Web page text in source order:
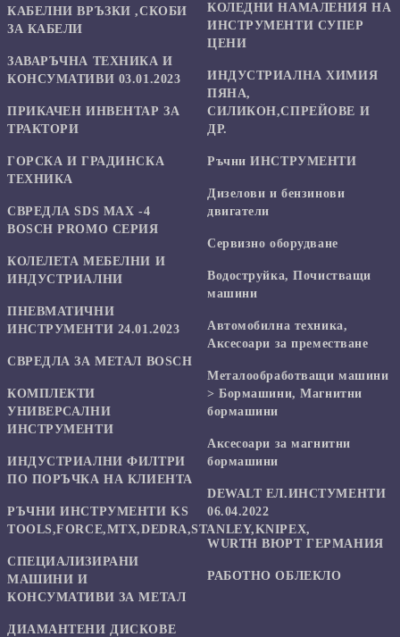
КАБЕЛНИ ВРЪЗКИ ,СКОБИ
ЗА КАБЕЛИ
ЗАВАРЪЧНА ТЕХНИКА И
КОНСУМАТИВИ 03.01.2023
ПРИКАЧЕН ИНВЕНТАР ЗА
ТРАКТОРИ
ГОРСКА И ГРАДИНСКА
ТЕХНИКА
СВРЕДЛА SDS MAX -4
BOSCH PROMO СЕРИЯ
КОЛЕЛЕТА МЕБЕЛНИ И
ИНДУСТРИАЛНИ
ПНЕВМАТИЧНИ
ИНСТРУМЕНТИ 24.01.2023
СВРЕДЛА ЗА МЕТАЛ BOSCH
КОМПЛЕКТИ
УНИВЕРСАЛНИ
ИНСТРУМЕНТИ
ИНДУСТРИАЛНИ ФИЛТРИ
ПО ПОРЪЧКА НА КЛИЕНТА
РЪЧНИ ИНСТРУМЕНТИ KS
TOOLS,FORCE,MTX,DEDRA,STANLEY,KNIPEX,
СПЕЦИАЛИЗИРАНИ
МАШИНИ И
КОНСУМАТИВИ ЗА МЕТАЛ
ДИАМАНТЕНИ ДИСКОВЕ
КОЛЕДНИ НАМАЛЕНИЯ НА
ИНСТРУМЕНТИ СУПЕР
ЦЕНИ
ИНДУСТРИАЛНА ХИМИЯ
ПЯНА,
СИЛИКОН,СПРЕЙОВЕ И
ДР.
Ръчни ИНСТРУМЕНТИ
Дизелови и бензинови
двигатели
Сервизно оборудване
Водоструйка, Почистващи
машини
Автомобилна техника,
Аксесоари за преместване
Mеталообработващи машини
> Бормашини, Магнитни
бормашини
Аксесоари за магнитни
бормашини
DEWALT ЕЛ.ИНСТУМЕНТИ
06.04.2022
WURTH ВЮРТ ГЕРМАНИЯ
РАБОТНО ОБЛЕКЛО